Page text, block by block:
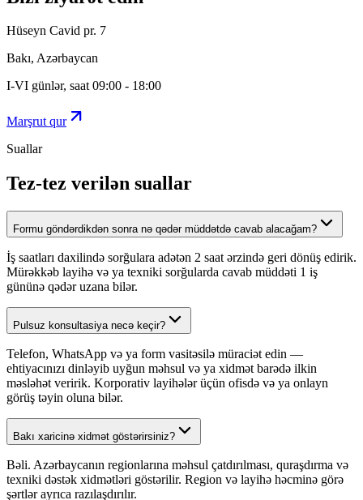
Hüseyn Cavid pr. 7
Bakı, Azərbaycan
I-VI günlər, saat 09:00 - 18:00
Marşrut qur
Suallar
Tez-tez verilən suallar
Formu göndərdikdən sonra nə qədər müddətdə cavab alacağam?
İş saatları daxilində sorğulara adətən 2 saat ərzində geri dönüş edirik.
Mürəkkəb layihə və ya texniki sorğularda cavab müddəti 1 iş
gününə qədər uzana bilər.
Pulsuz konsultasiya necə keçir?
Telefon, WhatsApp və ya form vasitəsilə müraciət edin —
ehtiyacınızı dinləyib uyğun məhsul və ya xidmət barədə ilkin
məsləhət veririk. Korporativ layihələr üçün ofisdə və ya onlayn
görüş təyin oluna bilər.
Bakı xaricinə xidmət göstərirsiniz?
Bəli. Azərbaycanın regionlarına məhsul çatdırılması, quraşdırma və
texniki dəstək xidmətləri göstərilir. Region və layihə həcminə görə
şərtlər ayrıca razılaşdırılır.